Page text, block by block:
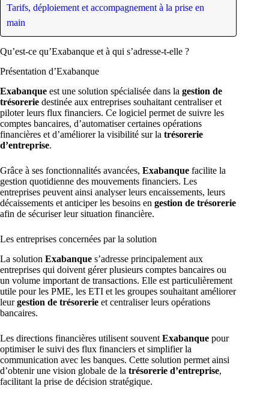
Tarifs, déploiement et accompagnement à la prise en
main
Qu’est-ce qu’Exabanque et à qui s’adresse-t-elle ?
Présentation d’Exabanque
Exabanque est une solution spécialisée dans la gestion de
trésorerie destinée aux entreprises souhaitant centraliser et
piloter leurs flux financiers. Ce logiciel permet de suivre les
comptes bancaires, d’automatiser certaines opérations
financières et d’améliorer la visibilité sur la trésorerie
d’entreprise.
Grâce à ses fonctionnalités avancées, Exabanque facilite la
gestion quotidienne des mouvements financiers. Les
entreprises peuvent ainsi analyser leurs encaissements, leurs
décaissements et anticiper les besoins en gestion de trésorerie
afin de sécuriser leur situation financière.
Les entreprises concernées par la solution
La solution Exabanque s’adresse principalement aux
entreprises qui doivent gérer plusieurs comptes bancaires ou
un volume important de transactions. Elle est particulièrement
utile pour les PME, les ETI et les groupes souhaitant améliorer
leurgestion de trésorerie et centraliser leurs opérations
bancaires.
Les directions financières utilisent souvent Exabanque pour
optimiser le suivi des flux financiers et simplifier la
communication avec les banques. Cette solution permet ainsi
d’obtenir une vision globale de la trésorerie d’entreprise,
facilitant la prise de décision stratégique.